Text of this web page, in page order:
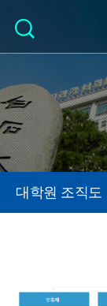
대학원 조직도